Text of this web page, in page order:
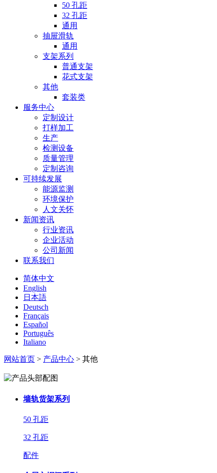
50 孔距
32 孔距
通用
抽屉滑轨
通用
支架系列
普通支架
花式支架
其他
套装类
服务中心
定制设计
打样加工
生产
检测设备
质量管理
定制咨询
可持续发展
能源监测
环境保护
人文关怀
新闻资讯
行业资讯
企业活动
公司新闻
联系我们
简体中文
English
日本語
Deutsch
Français
Español
Português
Italiano
网站首页 > 产品中心 > 其他
墙轨货架系列
50 孔距
32 孔距
配件